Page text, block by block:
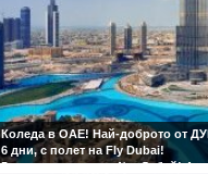
заминаване!
Коледа в ОАЕ! Най-доброто от
6 дни, с полет на Fly Dubai!
5 нощувки в хотел 4* в Дубай! 4